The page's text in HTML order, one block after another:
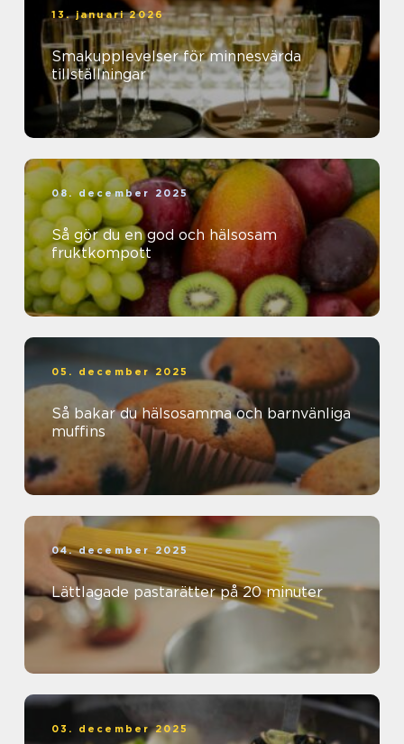
13. januari 2026
Smakupplevelser för minnesvärda
tillställningar
08. december 2025
Så gör du en god och hälsosam
fruktkompott
05. december 2025
Så bakar du hälsosamma och barnvänliga
muffins
04. december 2025
Lättlagade pastarätter på 20 minuter
03. december 2025